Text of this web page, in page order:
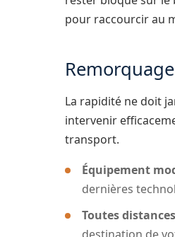
pour raccourcir au
La rapidité ne doit
intervenir
transport.
Équipement
dernières
Toutes
destination de